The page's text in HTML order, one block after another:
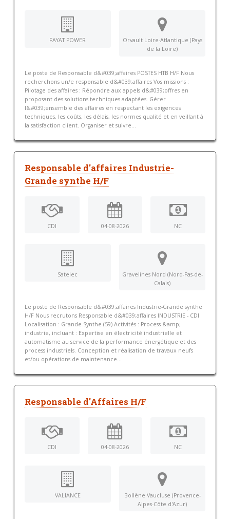
FAYAT POWER
Orvault Loire-Atlantique (Pays
de la Loire)
Le poste de Responsable d&#039;affaires POSTES HTB H/F Nous
recherchons un/e responsable d&#039;affaires Vos missions :
Pilotage des affaires : Répondre aux appels d&#039;offres en
proposant des solutions techniques adaptées. Gérer
l&#039;ensemble des affaires en respectant les exigences
techniques, les coûts, les délais, les normes qualité et en veillant à
la satisfaction client. Organiser et suivre...
Responsable d'affaires Industrie-
Grande synthe H/F
CDI 04-08-2026 NC
Satelec
Gravelines Nord (Nord-Pas-de-
Calais)
Le poste de Responsable d&#039;affaires Industrie-Grande synthe
H/F Nous recrutons Responsable d&#039;affaires INDUSTRIE - CDI
Localisation : Grande-Synthe (59) Activités : Process &amp;
industrie, incluant : Expertise en électricité industrielle et
automatisme au service de la performance énergétique et des
process industriels. Conception et réalisation de travaux neufs
et/ou opérations de maintenance...
Responsable d'Affaires H/F
CDI 04-08-2026 NC
VALIANCE
Bollène Vaucluse (Provence-
Alpes-Côte d'Azur)